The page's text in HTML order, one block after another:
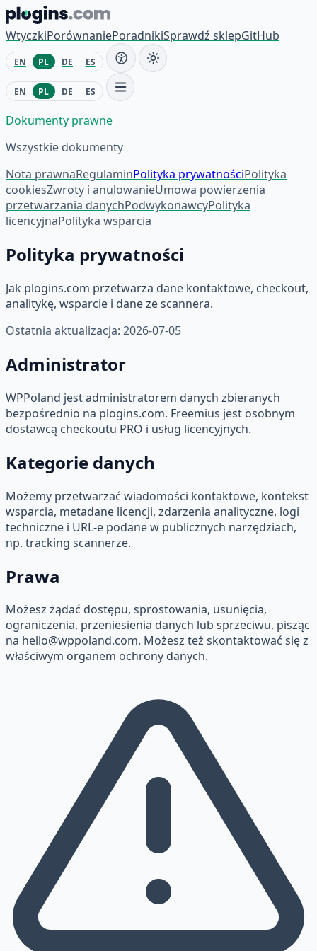
Przejdź do treści
WtyczkiPorównaniePoradnikiSprawdź sklepGitHub
EN PL DE ES
EN PL DE ES
Dokumenty prawne
Wszystkie dokumenty
Nota prawnaRegulaminPolityka prywatnościPolityka
cookiesZwroty i anulowanieUmowa powierzenia
przetwarzania danychPodwykonawcyPolityka
licencyjnaPolityka wsparcia
Polityka prywatności
Jak plogins.com przetwarza dane kontaktowe, checkout,
analitykę, wsparcie i dane ze scannera.
Ostatnia aktualizacja: 2026-07-05
Administrator
WPPoland jest administratorem danych zbieranych
bezpośrednio na plogins.com. Freemius jest osobnym
dostawcą checkoutu PRO i usług licencyjnych.
Kategorie danych
Możemy przetwarzać wiadomości kontaktowe, kontekst
wsparcia, metadane licencji, zdarzenia analityczne, logi
techniczne i URL-e podane w publicznych narzędziach,
np. tracking scannerze.
Prawa
Możesz żądać dostępu, sprostowania, usunięcia,
ograniczenia, przeniesienia danych lub sprzeciwu, pisząc
na hello@wppoland.com. Możesz też skontaktować się z
właściwym organem ochrony danych.